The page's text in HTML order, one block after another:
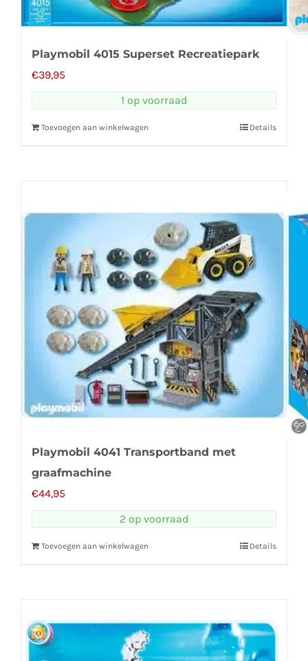
Playmobil 4015 Superset Recreatiepark
€39,95
1 op voorraad
Toevoegen aan winkelwagen Details
Playmobil 4041 Transportband met
graafmachine
€44,95
2 op voorraad
Toevoegen aan winkelwagen Details